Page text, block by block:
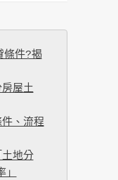
條件?揭
屋土
、流程
地分